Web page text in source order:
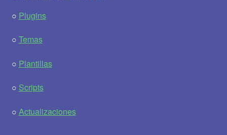
○ Plugins
○ Temas
○ Plantillas
○ Scripts
○ Actualizaciones